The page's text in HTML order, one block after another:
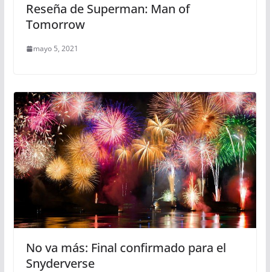
Reseña de Superman: Man of
Tomorrow
mayo 5, 2021
No va más: Final confirmado para el
Snyderverse